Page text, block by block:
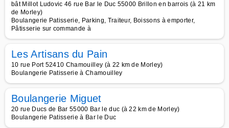
bât Millot Ludovic 46 rue Bar le Duc 55000 Brillon en barrois (à 21 km
de Morley)
Boulangerie Patisserie, Parking, Traiteur, Boissons à emporter,
Pâtisserie sur commande à
Les Artisans du Pain
10 rue Port 52410 Chamouilley (à 22 km de Morley)
Boulangerie Patisserie à Chamouilley
Boulangerie Miguet
20 rue Ducs de Bar 55000 Bar le duc (à 22 km de Morley)
Boulangerie Patisserie à Bar le Duc